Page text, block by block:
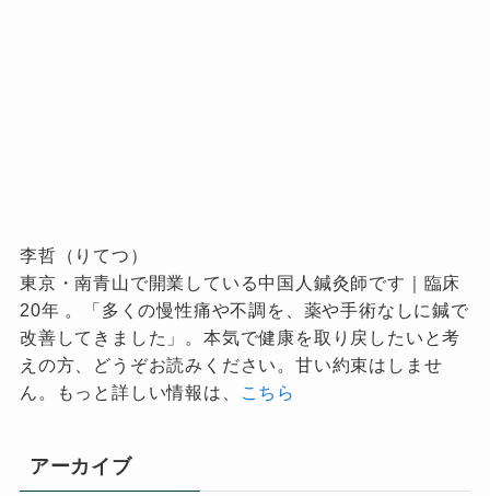
李哲（りてつ）
東京・南青山で開業している中国人鍼灸師です｜臨床
20年 。「多くの慢性痛や不調を、薬や手術なしに鍼で
改善してきました」。本気で健康を取り戻したいと考
えの方、どうぞお読みください。甘い約束はしませ
ん。もっと詳しい情報は、
こちら
アーカイブ